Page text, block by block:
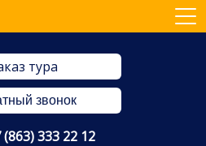
тура
звонок
(863) 333 22 12